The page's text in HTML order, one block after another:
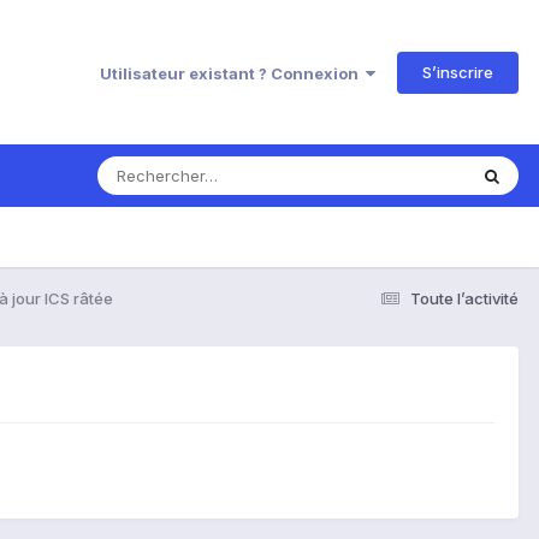
Utilisateur existant ? Connexion S’inscrire
Toute l’activité
jour ICS râtée